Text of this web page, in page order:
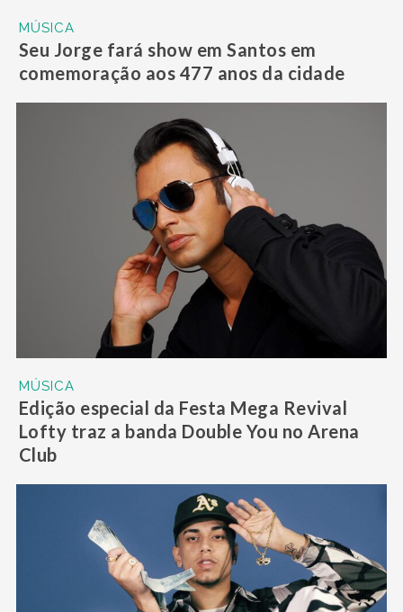
MÚSICA
Seu Jorge fará show em Santos em
comemoração aos 477 anos da cidade
MÚSICA
Edição especial da Festa Mega Revival
Lofty traz a banda Double You no Arena
Club